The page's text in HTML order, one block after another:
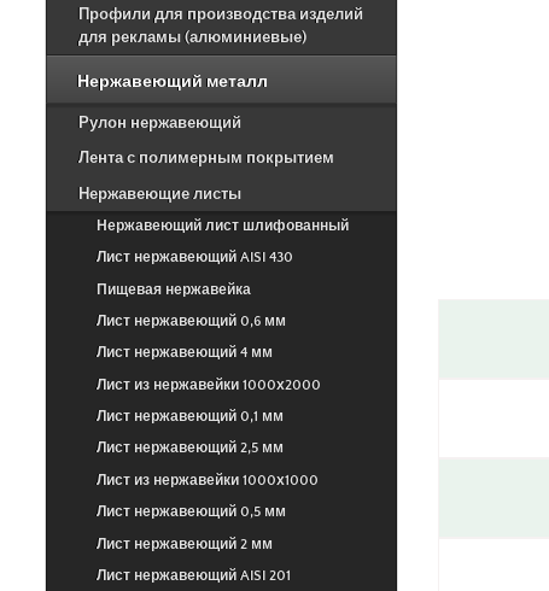
Профили для производства изделий
для рекламы (алюминиевые)
Нержавеющий металл
Рулон нержавеющий
Лента с полимерным покрытием
Нержавеющие листы
Нержавеющий лист шлифованный
Лист нержавеющий AISI 430
Пищевая нержавейка
Лист нержавеющий 0,6 мм
Лист нержавеющий 4 мм
Лист из нержавейки 1000х2000
Лист нержавеющий 0,1 мм
Лист нержавеющий 2,5 мм
Лист из нержавейки 1000х1000
Лист нержавеющий 0,5 мм
Лист нержавеющий 2 мм
Лист нержавеющий AISI 201